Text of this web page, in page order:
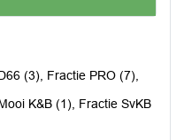
(3), Fractie PRO (7),
K&B (1), Fractie SvKB